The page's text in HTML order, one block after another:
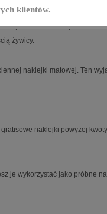
klientów.
temu, że mają
żywicy.
naklejki matowej. Ten
naklejki powyżej kwoty
je wykorzystać jako próbne